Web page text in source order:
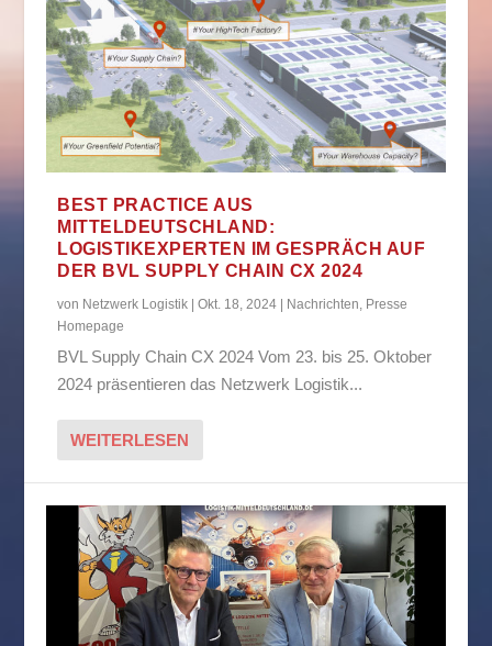
BEST PRACTICE AUS
MITTELDEUTSCHLAND:
LOGISTIKEXPERTEN IM GESPRÄCH AUF
DER BVL SUPPLY CHAIN CX 2024
von Netzwerk Logistik |Okt. 18, 2024 | Nachrichten Presse
Homepage
BVL Supply Chain CX 2024 Vom 23. bis 25. Oktober
2024 präsentieren das Netzwerk Logistik...
WEITERLESEN